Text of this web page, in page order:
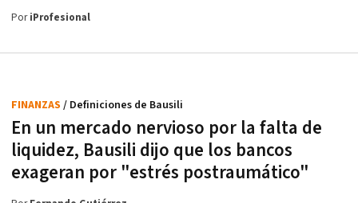
PoriProfesional
En un mercado nervioso por la falta de
liquidez, Bausili dijo que los bancos
exageran por "estrés postraumático"
FINANZAS / Definiciones de Bausili